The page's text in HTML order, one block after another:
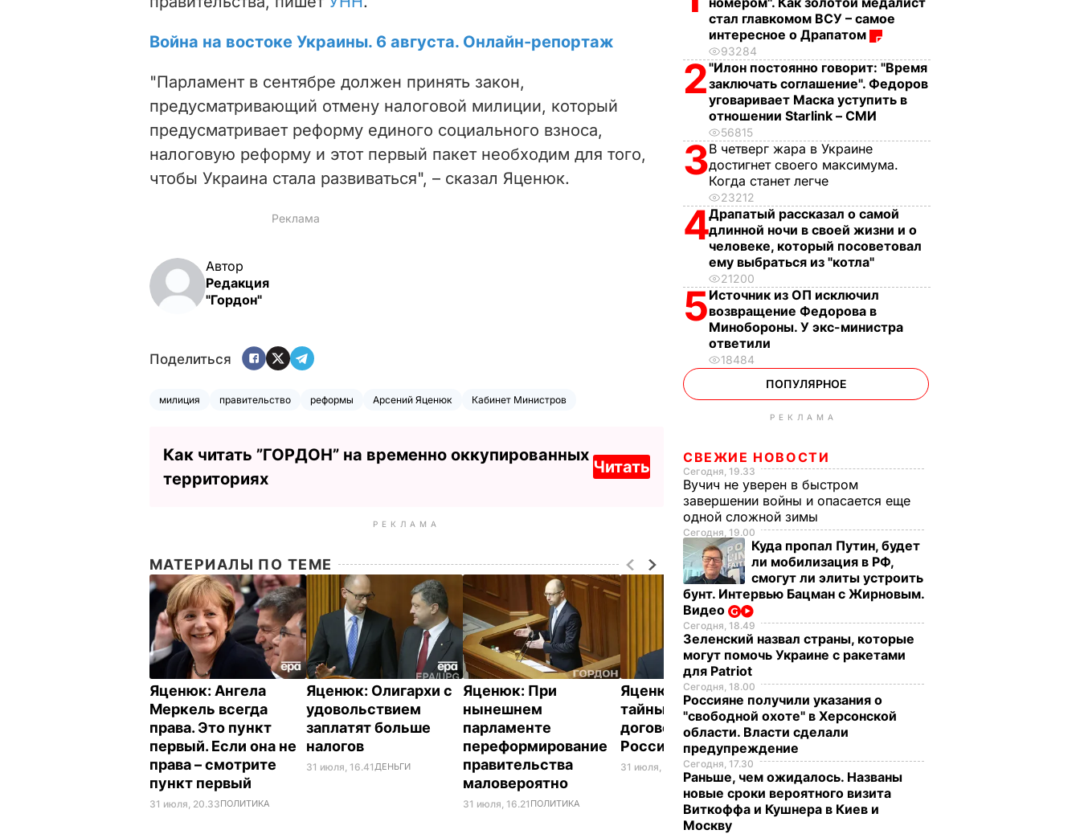
d
o
Война на востоке Украины. 6 августа. Онлайн-репортаж
"Парламент в сентябре должен принять закон,
предусматривающий отмену налоговой милиции, который
предусматривает реформу единого социального взноса,
налоговую реформу и этот первый пакет необходим для того,
чтобы Украина стала развиваться", – сказал Яценюк.
Автор
Редакция
"Гордон"
Поделиться
милиция правительство реформы Арсений Яценюк Кабинет Министров
Как читать ”ГОРДОН” на временно оккупированных
территориях
Читать
РЕКЛАМА
МАТЕРИАЛЫ ПО ТЕМЕ
Яценюк: Ангела
Меркель всегда
права. Это пункт
первый. Если она не
права – смотрите
пункт первый
31 июля, 20.33ПОЛИТИКА
Яценюк: Олигархи с
удовольствием
заплатят больше
налогов
31 июля, 16.41ДЕНЬГИ
Яценюк: При
нынешнем
парламенте
переформирование
правительства
маловероятно
31 июля, 16.21 ПОЛИТИКА
Яценюк не верит в
тайные
договоренности ЕС и
России
31 июля, 15.40ПОЛИТИКА
Яценюк: Рада
дополнительно
выделила 9 млрд грн
на нужды армии
стал главкомом ВСУ – самое
интересное о Драпатом
93284
2"Илон постоянно говорит: "Время
заключать соглашение". Федоров
уговаривает Маска уступить в
отношении Starlink – СМИ
56815
3В четверг жара в Украине
достигнет своего максимума.
Когда станет легче
23212
4Драпатый рассказал о самой
длинной ночи в своей жизни и о
человеке, который посоветовал
ему выбраться из "котла"
21200
5Источник из ОП исключил
возвращение Федорова в
Минобороны. У экс-министра
ответили
18484
ПОПУЛЯРНОЕ
РЕКЛАМА
СВЕЖИЕ НОВОСТИ
Сегодня, 19.33
Вучич не уверен в быстром
завершении войны и опасается еще
одной сложной зимы
Сегодня, 19.00
Куда пропал Путин, будет
ли мобилизация в РФ,
смогут ли элиты устроить
бунт. Интервью Бацман с Жирновым.
Видео
Сегодня, 18.49
Зеленский назвал страны, которые
могут помочь Украине с ракетами
для Patriot
Сегодня, 18.00
Россияне получили указания о
"свободной охоте" в Херсонской
области. Власти сделали
предупреждение
Сегодня, 17.30
Раньше, чем ожидалось. Названы
новые сроки вероятного визита
Виткоффа и Кушнера в Киев и
Москву